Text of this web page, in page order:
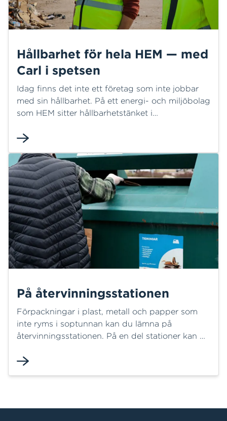
Hållbarhet för hela HEM — med
Carl i spetsen
Idag finns det inte ett företag som inte jobbar
med sin hållbarhet. På ett energi- och miljöbolag
som HEM sitter hållbarhetstänket i
bättre. Nu blir det Carl Lagerblads uppdrag,
inte bara sköter sig utan går i täten för det
arbetet.
På återvinningsstationen
Förpackningar i plast, metall och papper som
inte ryms i soptunnan kan du lämna på
återvinningsstationen. På en del stationer kan du